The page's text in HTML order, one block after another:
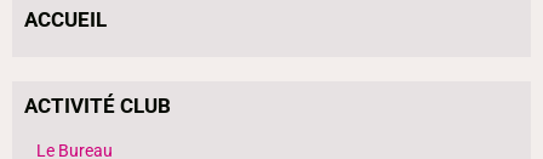
ACCUEIL
ACTIVITÉ CLUB
Le Bureau